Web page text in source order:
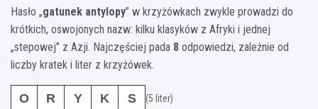
Hasło „gatunek antylopy” w krzyżówkach zwykle prowadzi do
krótkich, oswojonych nazw: kilku klasyków z Afryki i jednej
„stepowej” z Azji. Najczęściej pada 8 odpowiedzi, zależnie od
liczby kratek i liter z krzyżówek.
O R Y K S (5 liter)